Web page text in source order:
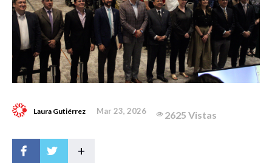
Laura Gutiérrez Mar 23, 2026 2625 Vistas
+